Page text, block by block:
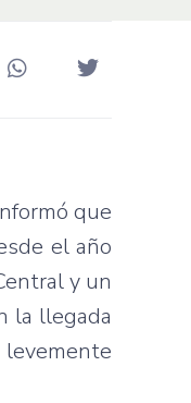
que
el año
y un
la llegada